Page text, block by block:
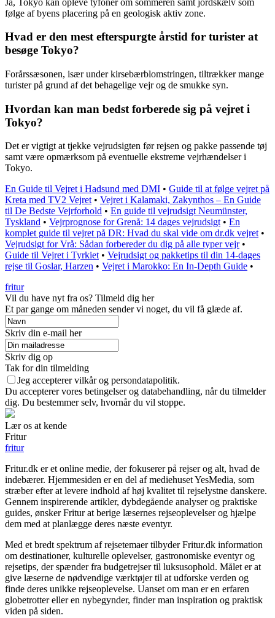
følge af byens placering på en geologisk aktiv zone.
Hvad er den mest efterspurgte årstid for turister at
besøge Tokyo?
Forårssæsonen, især under kirsebærblomstringen, tiltrækker mange
turister på grund af det behagelige vejr og de smukke syn.
Hvordan kan man bedst forberede sig på vejret i
Tokyo?
Det er vigtigt at tjekke vejrudsigten før rejsen og pakke passende tøj
samt være opmærksom på eventuelle ekstreme vejrhændelser i
Tokyo.
En Guide til Vejret i Hadsund med DMI • Guide til at følge vejret på
Kreta med TV2 Vejret • Vejret i Kalamaki, Zakynthos – En Guide
til De Bedste Vejrforhold • En guide til vejrudsigt Neumünster,
Tyskland • Vejrprognose for Grenå: 14 dages vejrudsigt • En
komplet guide til vejret på DR: Hvad du skal vide om dr.dk vejret •
Vejrudsigt for Vrå: Sådan forbereder du dig på alle typer vejr•
Guide til Vejret i Tyrkiet • Vejrudsigt og pakketips til din 14-dages
rejse til Goslar, Harzen • Vejret i Marokko: En In-Depth Guide •
fritur
Vil du have nyt fra os? Tilmeld dig her
Et par gange om måneden sender vi noget, du vil få glæde af.
Skriv din e-mail her
Skriv dig op
Tak for din tilmelding
Jeg accepterer vilkår og persondatapolitik.
Du accepterer vores betingelser og databehandling, når du tilmelder
dig. Du bestemmer selv, hvornår du vil stoppe.
Lær os at kende
Fritur
fritur
Fritur.dk er et online medie, der fokuserer på rejser og alt, hvad de
indebærer. Hjemmesiden er en del af mediehuset YesMedia, som
stræber efter at levere indhold af høj kvalitet til rejselystne danskere.
Gennem inspirerende artikler, dybdegående analyser og praktiske
guides, ønsker Fritur at berige læsernes rejseoplevelser og hjælpe
dem med at planlægge deres næste eventyr.
Med et bredt spektrum af rejsetemaer tilbyder Fritur.dk information
om destinationer, kulturelle oplevelser, gastronomiske eventyr og
rejsetips, der spænder fra budgetrejser til luksusophold. Målet er at
give læserne de nødvendige værktøjer til at udforske verden og
finde deres unikke rejseoplevelse. Uanset om man er en erfaren
globetrotter eller en nybegynder, finder man inspiration og praktisk
viden på siden.